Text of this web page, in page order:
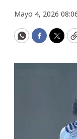
Mayo 4, 2026
WhatsApp